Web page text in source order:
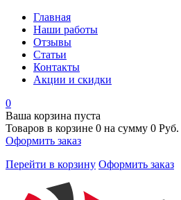
Главная
Наши работы
Отзывы
Статьи
Контакты
Акции и скидки
0
Ваша корзина пуста
Товаров в корзине 0 на сумму 0 Руб.
Оформить заказ
Перейти в корзину Оформить заказ